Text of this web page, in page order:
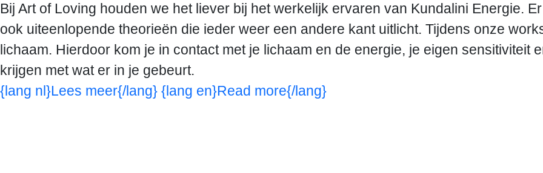
Bij Art of Loving houden we het liever bij het werkelijk ervaren van Kundalini Energie.
ook uiteenlopende theorieën die ieder weer een andere kant uitlicht. Tijdens onze
lichaam. Hierdoor kom je in contact met je lichaam en de energie, je eigen sensitiviteit
krijgen met wat er in je gebeurt.
{lang nl}Lees meer{/lang} {lang en}Read more{/lang}